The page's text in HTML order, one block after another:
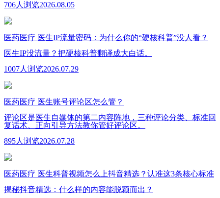
706人浏览2026.08.05
医药医疗 医生IP流量密码：为什么你的“硬核科普”没人看？
医生IP没流量？把硬核科普翻译成大白话。
1007人浏览2026.07.29
医药医疗 医生账号评论区怎么管？
评论区是医生自媒体的第二内容阵地，三种评论分类、标准回
复话术、正向引导方法教你管好评论区。
895人浏览2026.07.28
医药医疗 医生科普视频怎么上抖音精选？认准这3条核心标准
揭秘抖音精选：什么样的内容能脱颖而出？